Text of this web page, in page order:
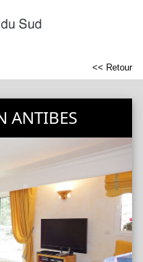
<< Retour
ANTIBES